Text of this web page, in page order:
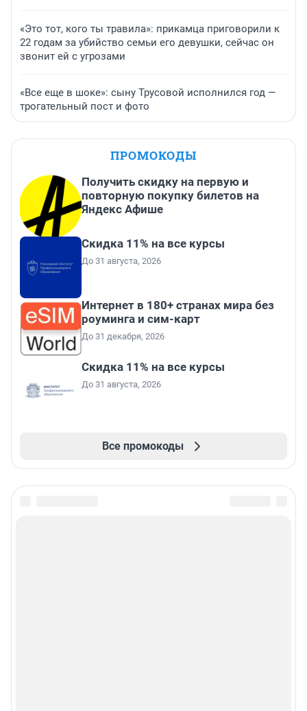
«Это тот, кого ты травила»: прикамца приговорили к
22 годам за убийство семьи его девушки, сейчас он
звонит ей с угрозами
«Все еще в шоке»: сыну Трусовой исполнился год —
трогательный пост и фото
ПРОМОКОДЫ
Получить скидку на первую и
повторную покупку билетов на
Яндекс Афише
Скидка 11% на все курсы
До 31 августа, 2026
Интернет в 180+ странах мира без
роуминга и сим-карт
До 31 декабря, 2026
Скидка 11% на все курсы
До 31 августа, 2026
Все промокоды